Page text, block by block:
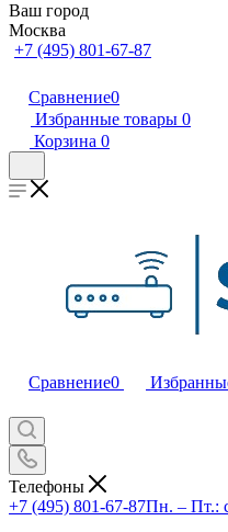
Ваш город
Москва
+7 (495) 801-67-87
Сравнение0
Избранные товары 0
Корзина 0
Сравнение0
Телефоны
+7 (495) 801-67-87Пн. – Пт.: